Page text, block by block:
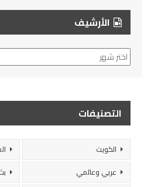
الأرشيف
الأرشيف
التصنيفات
الكويت
عربي وعالمي